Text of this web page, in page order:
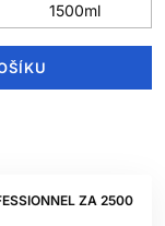
ZA 2500
1500ml